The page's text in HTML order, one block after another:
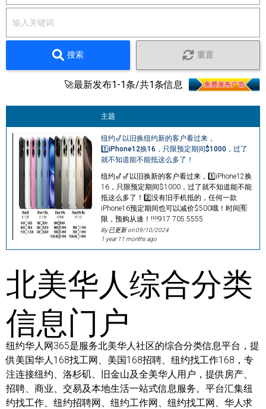
搜索 重置
🚀最新发布1-1条/共1条信息
主题
纽约🎷以旧换纽约新的客户看过来，
1️⃣iPhone12换16，只限预定期间$1000，过了
就不知道能不能抵这么多了！
纽约🎷🎷以旧换新的客户看过来，1️⃣iPhone12换
16，只限预定期间$1000，过了就不知道能不能
抵这么多了！2️⃣没有旧手机抵的，任何一款
iPhone16预定期间也可以减价$500哦！时间🈶
限，预购从速！‼️‼️917 705 5555
By 已更新 on09/10/2024
1 year 11 months ago
北美华人综合分类
信息门户
纽约华人网365是服务北美华人社区的综合分类信息平台，提
供美国华人168找工网、美国168招聘、纽约找工作168，专
注连接纽约、洛杉矶、旧金山及全美华人用户，提供房产、
招聘、商业、交易及本地生活一站式信息服务。平台汇集纽
约找工作、纽约招聘网、纽约工作网、纽约找工网、华人求